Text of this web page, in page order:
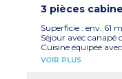
1 chambre avec 2
1 ou 2 salles d'eau
lavabo
WC
Balcon
3 pièces
Superficie : env. 61
Séjour avec canapé
Cuisine équipée
cuisson 4 feux, lave-
VOIR PLUS